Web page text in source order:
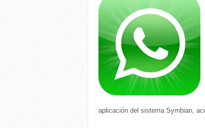
aplicación del sistema Symbian,